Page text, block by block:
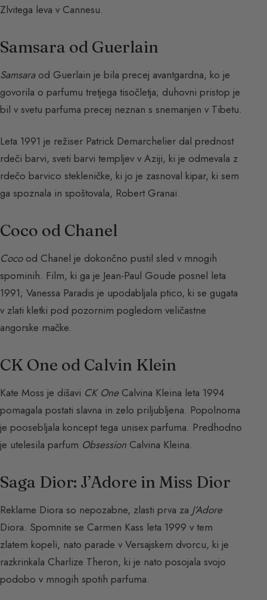
Zlvitega leva v Cannesu.
Samsara od Guerlain
Samsaraod Guerlain je bila precej avantgardna, ko je
govorila o parfumu tretjega tisočletja; duhovni pristop je
bil v svetu parfuma precej neznan s snemanjen v Tibetu.
Leta 1991 je režiser Patrick Demarchelier dal prednost
rdeči barvi, sveti barvi templjev v Aziji, ki je odmevala z
rdečo barvico stekleničke, ki jo je zasnoval kipar, ki sem
ga spoznala in spoštovala, Robert Granaï.
Coco od Chanel
Cocood Chanel je dokončno pustil sled v mnogih
spominih. Film, ki ga je Jean-Paul Goude posnel leta
1991; Vanessa Paradis je upodabljala ptico, ki se gugata
v zlati kletki pod pozornim pogledom veličastne
angorske mačke.
CK One od Calvin Klein
Kate Moss je dišavi CK OneCalvina Kleina leta 1994
pomagala postati slavna in zelo priljubljena. Popolnoma
je poosebljala koncept tega unisex parfuma. Predhodno
je utelesila parfum Obsession Calvina Kleina.
Saga Dior: J’Adore in Miss Dior
Reklame Diora so nepozabne, zlasti prva za J’Adore
Diora. Spomnite se Carmen Kass leta 1999 v tem
zlatem kopeli, nato parade v Versajskem dvorcu, ki je
razkrinkala Charlize Theron, ki je nato posojala svojo
podobo v mnogih spotih parfuma.